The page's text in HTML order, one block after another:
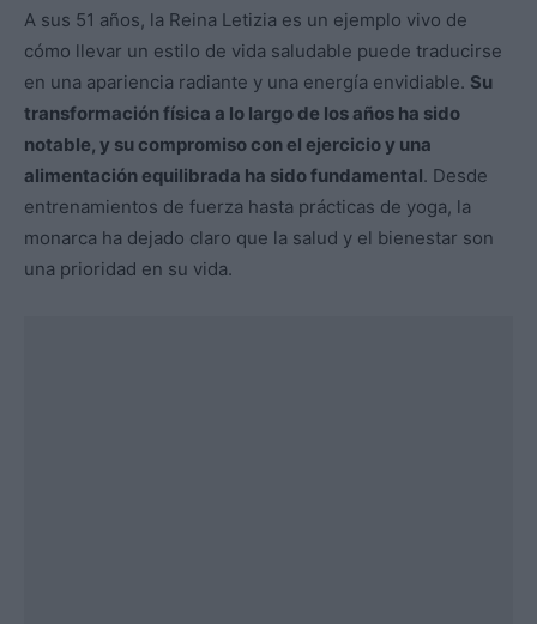
A sus 51 años, la Reina Letizia es un ejemplo vivo de
cómo llevar un estilo de vida saludable puede traducirse
en una apariencia radiante y una energía envidiable. Su
transformación física a lo largo de los años ha sido
notable, y su compromiso con el ejercicio y una
alimentación equilibrada ha sido fundamental. Desde
entrenamientos de fuerza hasta prácticas de yoga, la
monarca ha dejado claro que la salud y el bienestar son
una prioridad en su vida.